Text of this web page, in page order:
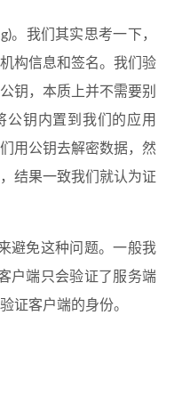
。我们其实思考一下，
构信息和签名。我们验
钥，本质上并不需要别
公钥内置到我们的应用
用公钥去解密数据，然
结果一致我们就认为证
避免这种问题。一般我
户端只会验证了服务端
证客户端的身份。